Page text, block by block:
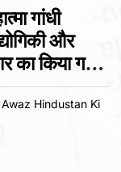
गांधी
और
का किया गया
Hindustan Ki